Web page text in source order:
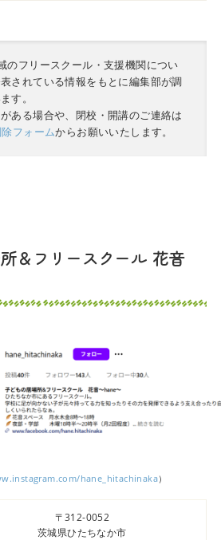
のフリースクール・支援機関につい
されている情報をもとに編集部が調
す。
ある場合や、閉校・開講のご連絡は
フォームからお願いいたします。
＆フリースクール 花音
hane_hitachinaka）
〒312-0052
茨城県ひたちなか市